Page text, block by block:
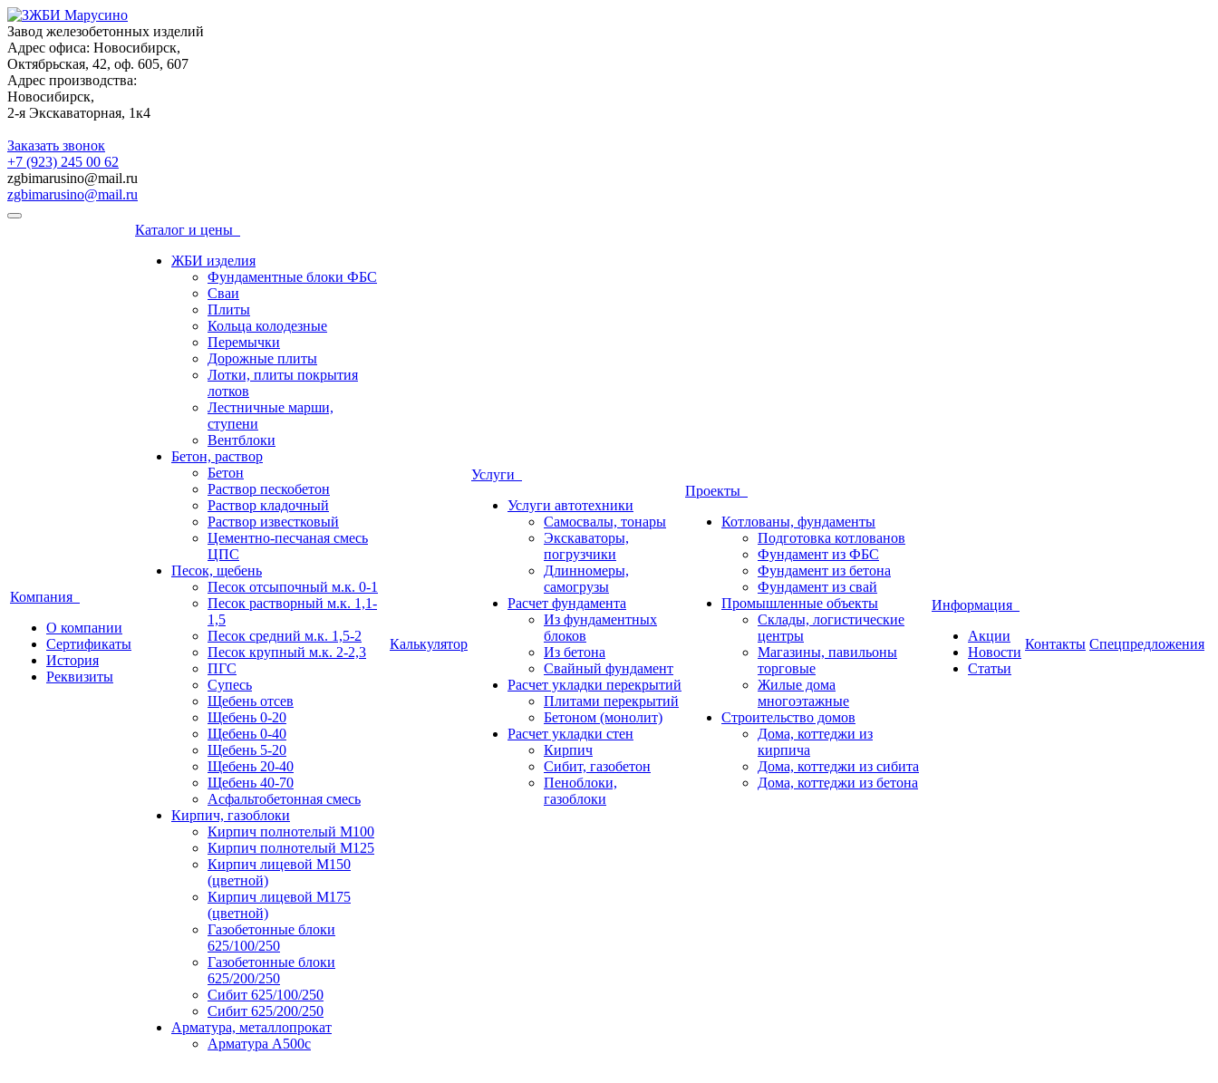
Завод железобетонных изделий
Адрес офиса: Новосибирск,
Октябрьская, 42, оф. 605, 607
Адрес производства:
Новосибирск,
2-я Экскаваторная, 1к4
Заказать звонок
+7 (923) 245 00 62
zgbimarusino@mail.ru
zgbimarusino@mail.ru
Компания
О компании
Сертификаты
История
Реквизиты
Каталог и цены
ЖБИ изделия
Фундаментные блоки ФБС
Сваи
Плиты
Кольца колодезные
Перемычки
Дорожные плиты
Лотки, плиты покрытия
лотков
Лестничные марши,
ступени
Вентблоки
Бетон, раствор
Бетон
Раствор пескобетон
Раствор кладочный
Раствор известковый
Цементно-песчаная смесь
ЦПС
Песок, щебень
Песок отсыпочный м.к. 0-1
Песок растворный м.к. 1,1-
1,5
Песок средний м.к. 1,5-2
Песок крупный м.к. 2-2,3
ПГС
Супесь
Щебень отсев
Щебень 0-20
Щебень 0-40
Щебень 5-20
Щебень 20-40
Щебень 40-70
Асфальтобетонная смесь
Кирпич, газоблоки
Кирпич полнотелый М100
Кирпич полнотелый М125
Кирпич лицевой М150
(цветной)
Кирпич лицевой М175
(цветной)
Газобетонные блоки
625/100/250
Газобетонные блоки
625/200/250
Сибит 625/100/250
Сибит 625/200/250
Арматура, металлопрокат
Арматура А500с
Калькулятор
Услуги
Услуги автотехники
Самосвалы, тонары
Экскаваторы,
погрузчики
Длинномеры,
самогрузы
Расчет фундамента
Из фундаментных
блоков
Из бетона
Свайный фундамент
Расчет укладки перекрытий
Плитами перекрытий
Бетоном (монолит)
Расчет укладки стен
Кирпич
Сибит, газобетон
Пеноблоки,
газоблоки
Проекты
Котлованы, фундаменты
Подготовка котлованов
Фундамент из ФБС
Фундамент из бетона
Фундамент из свай
Промышленные объекты
Склады, логистические
центры
Магазины, павильоны
торговые
Жилые дома
многоэтажные
Строительство домов
Дома, коттеджи из
кирпича
Дома, коттеджи из сибита
Дома, коттеджи из бетона
Информация
Акции
Новости
Статьи
Контакты Спецпредложения